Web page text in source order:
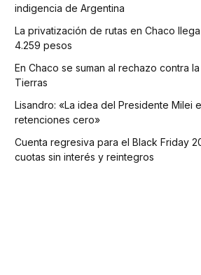
indigencia de Argentina
La privatización de rutas en Chaco
4.259 pesos
En Chaco se suman al rechazo contra
Tierras
Lisandro: «La idea del Presidente Milei
retenciones cero»
Cuenta regresiva para el Black Friday
cuotas sin interés y reintegros